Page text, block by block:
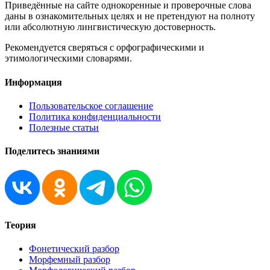
Приведённые на сайте однокоренные и проверочные слова
даны в ознакомительных целях и не претендуют на полноту
или абсолютную лингвистическую достоверность.
Рекомендуется сверяться с орфографическими и
этимологическими словарями.
Информация
Пользовательское соглашение
Политика конфиденциальности
Полезные статьи
Поделитесь знаниями
Теория
Фонетический разбор
Морфемный разбор